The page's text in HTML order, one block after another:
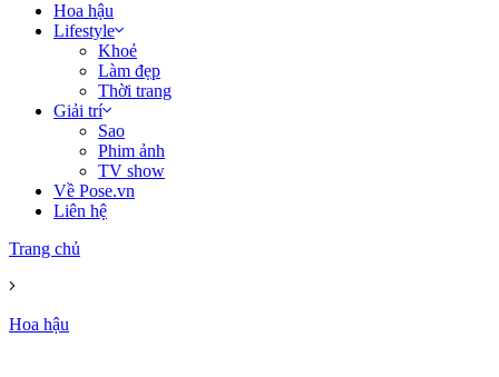
Hoa hậu
Lifestyle
Khoẻ
Làm đẹp
Thời trang
Giải trí
Sao
Phim ảnh
TV show
Về Pose.vn
Liên hệ
Trang chủ
Hoa hậu